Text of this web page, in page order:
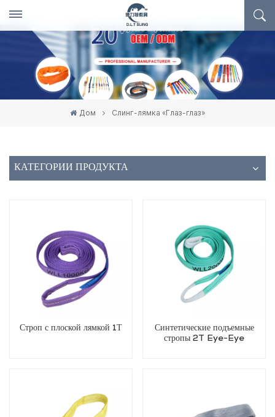
Дом Слинг-лямка «Глаз-глаз»
КАТЕГОРИИ ПРОДУКТА
Строп с плоской лямкой 1Т
Синтетические подъемные
стропы 2T Eye-Eye